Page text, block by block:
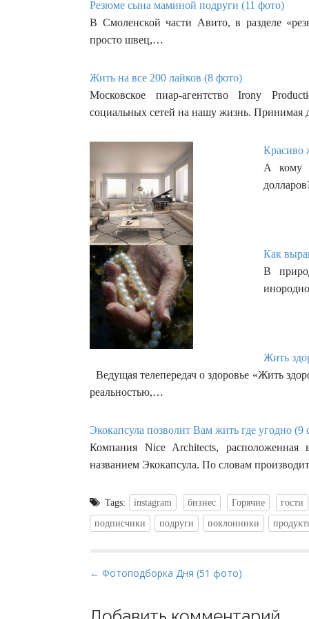
Резюме сына маминой подруги (11 фото)
В Смоленской части Авито, в разделе
просто швец,…
Жить на все 200 лайков (8 фото)
Московское пиар-агентство Irony
социальных сетей на нашу жизнь.
Красиво
А кому
Как
В
Жить
Ведущая телепередач о здоровье «Жить
реальностью,…
Экокапсула позволит Вам жить где угодно (9
Компания Nice Architects, расположенная
названием Экокапсула. По словам
Tags: instagram бизнес Горячие
гости
подписчики
подруги поклонники
P
s
← Фотоподборка Дня (51 фото)